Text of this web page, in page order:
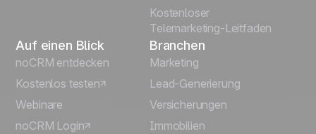
Kostenloser
Telemarketing-Leitfaden
Auf einen Blick
noCRM entdecken
Kostenlos testen
Webinare
noCRM Login
Branchen
Marketing
Lead-Generierung
Versicherungen
Immobilien